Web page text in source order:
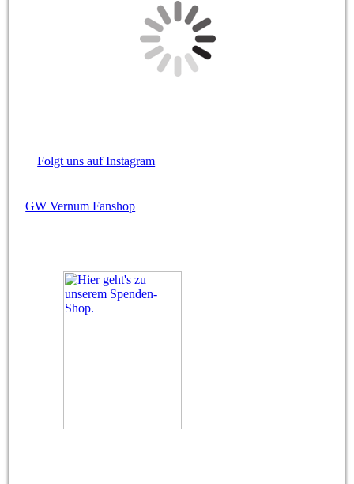
Folgt uns auf Instagram
GW Vernum Fanshop